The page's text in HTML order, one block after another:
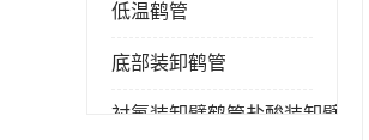
低温鹤管
底部装卸鹤管
衬氟装卸臂鹤管盐酸装卸臂